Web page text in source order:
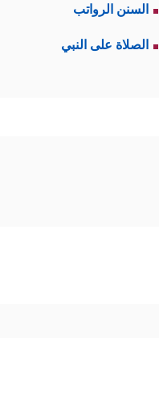
السنن الرواتب
الصلاة على النبي